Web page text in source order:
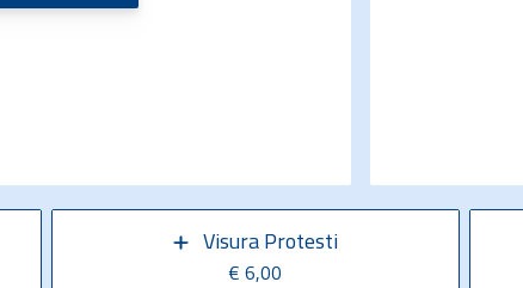
Visura Protesti
€ 6,00